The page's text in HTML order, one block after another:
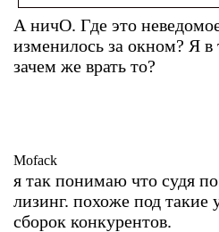
А ничО. Где это
изменилось за окном? Я
зачем же врать то?
Mofack
я так понимаю что судя
лизинг. похоже под такие
сборок конкурентов.